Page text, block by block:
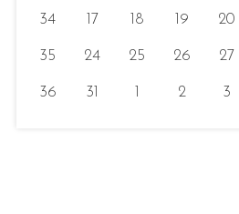
34 17 18 19 20
35 24 25 26 27
36 31 2 3